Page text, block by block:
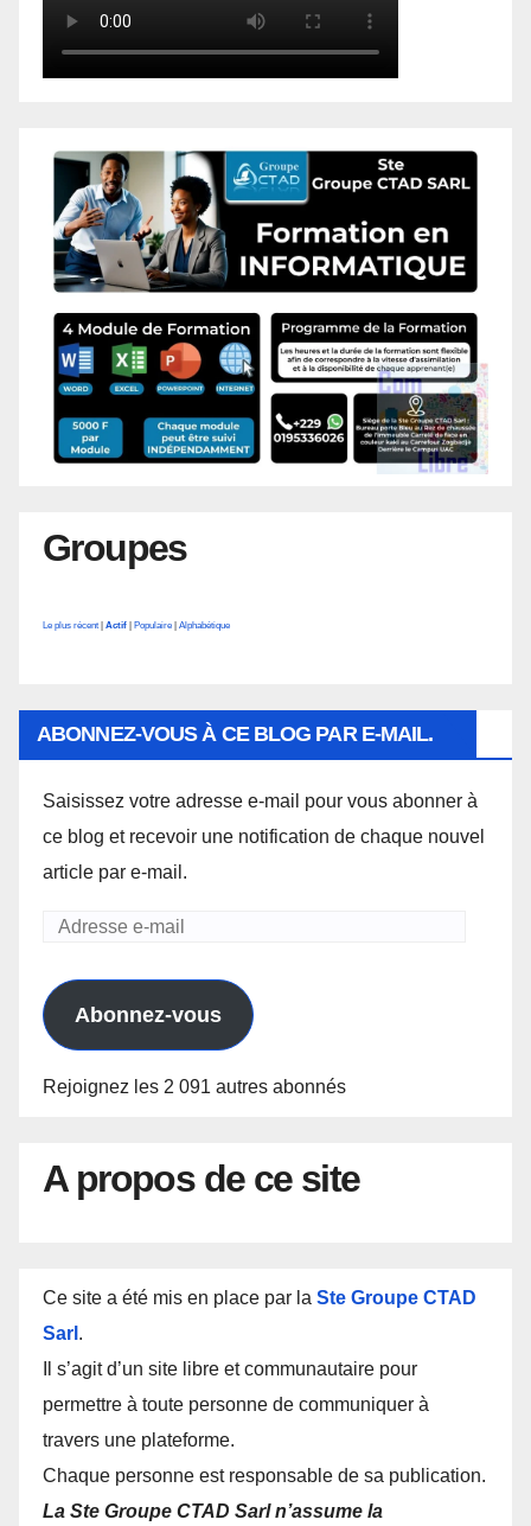
Groupes
Le plus récent Actif Populaire Alphabétique
ABONNEZ-VOUS À CE BLOG PAR E-MAIL.
Saisissez votre adresse e-mail pour vous abonner à
ce blog et recevoir une notification de chaque nouvel
article par e-mail.
Adresse
mail
Abonnez-vous
Rejoignez les 2 091 autres abonnés
A propos de ce site
Ce site a été mis en place par la Ste Groupe CTAD
Sarl .
Il s’agit d’un site libre et communautaire pour
permettre à toute personne de communiquer à
travers une plateforme.
Chaque personne est responsable de sa publication.
La Ste Groupe CTAD Sarl n’assume la